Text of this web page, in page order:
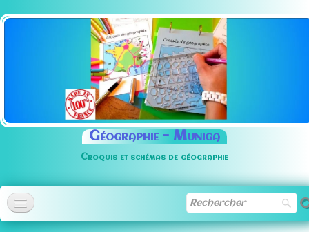
Géographie - Muniga
Croquis et schémas de géographie
Accueil